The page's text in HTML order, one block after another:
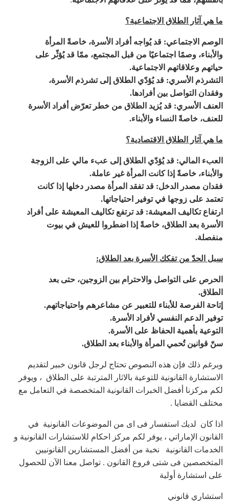
ما هي آثار الطلاق الاجتماعية؟
الوصم الاجتماعي: قد يُواجه أفراد الأسرة، خاصةً المرأة
والأبناء، وصمًا اجتماعيًا من قبل المجتمع، ممّا قد يُؤثّر على
حياتهم وعلاقاتهم الاجتماعية.
التشرذم الأسري: قد يُؤدّي الطلاق إلى تشرذم الأسرة،
وفقدان التواصل بين أفرادها.
العنف الأسري: قد يُزيد الطلاق من خطر تعرّض أفراد الأسرة
للعنف، خاصةً النساء والأبناء.
ما هي آثار الطلاق الاقتصادية؟
العبء المالي: قد يُؤدّي الطلاق إلى عبء مالي على الزوجة
والأبناء، خاصةً إذا كانت المرأة غير عاملة.
فقدان مصدر الدخل: قد تفقد المرأة مصدر دخلها إذا كانت
تعتمد على زوجها في توفير احتياجاتها.
ارتفاع تكاليف المعيشة: قد ترتفع تكاليف المعيشة على أفراد
الأسرة بعد الطلاق، خاصةً إذا اضطروا للعيش في بيوت
منفصلة.
سبل الحدّ من تفكك الأسرة بعد الطلاق:
الحرص على التواصل والاحترام بين الزوجين، حتى بعد
الطلاق.
إتاحة الفرصة للأبناء للتعبير عن مشاعرهم واحتياجاتهم.
توفير الدعم النفسي لأفراد الأسرة.
التوعية بأهمية الحفاظ على الأسرة.
سنّ قوانين تُحمي المرأة والأبناء بعد الطلاق.
وبرغم ذلك فإن هذه النصوص تحتاج لرجل قانون خبير لتقديم
الاستشارة القانونية للتوعية بالاثار المترتبة على الطلاق ، ويوفر
لكم مركزنا أفضل الخبرات القانونية المتخصصة في التعامل مع
مختلف القضايا .
اذا كان لديك استفسار فى اى من الموضوعات القانونية في
القانون الإماراتي ، يوفر لكم مركز احكام للاستشارات القانونية و
الخدمات القانونية نخبة من أفضل المستشارين القانونيين
المتخصصين فى شتى فروع القانون . تواصل معنا الآن للحصول
على استشارة أولية
استشاري قانوني